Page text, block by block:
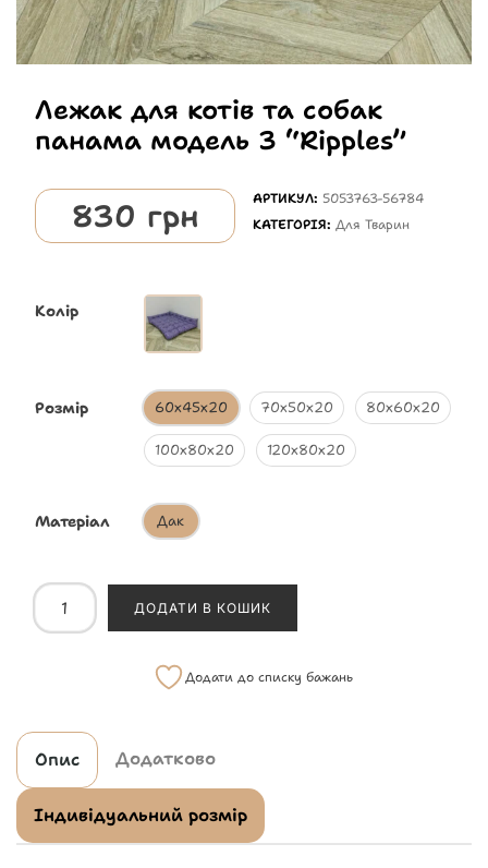
Лежак для котів та собак
панама модель 3 “Ripples”
830 грн АРТИКУЛ: 5053763-56784
КАТЕГОРІЯ:Для Тварин
Колір
Розмір 60х45х20 70х50х20 80х60х20
100х80х20 120х80х20
Матеріал Дак
ДОДАТИ В КОШИК
Додати до списку бажань
Опис Додатково
Індивідуальний розмір